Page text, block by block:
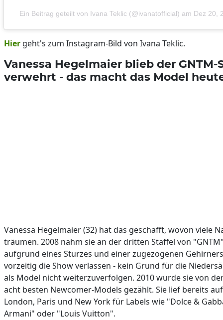
Ein Beitrag geteilt von Ivana Teklic (@ivanatofficial) am Dez 20,
Hier geht's zum Instagram-Bild von Ivana Teklic.
Vanessa Hegelmaier blieb der GNTM-
verwehrt - das macht das Model
Vanessa Hegelmaier (32) hat das geschafft, wovon viele
träumen. 2008 nahm sie an der dritten Staffel von
aufgrund eines Sturzes und einer zugezogenen
vorzeitig die Show verlassen - kein Grund für die
als Model nicht weiterzuverfolgen. 2010 wurde sie von
acht besten Newcomer-Models gezählt. Sie lief bereits
London, Paris und New York für Labels wie "Dolce &
Armani" oder "Louis Vuitton".